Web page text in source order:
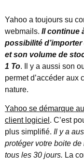
Yahoo a toujours su
webmails. Il continue
possibilité
et son volume de
1 To. Il y a aussi son
permet d’accéder aux
nature.
Yahoo se démarque
client logiciel . C’est
plus simplifié. Il y a
protéger votre boite
tous les 30 jours. La